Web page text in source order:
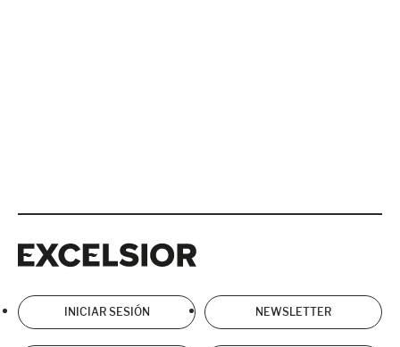
INICIAR SESIÓN NEWSLETTER